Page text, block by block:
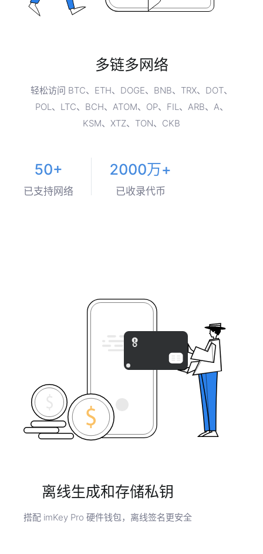
多链多网络
轻松访问 BTC、ETH、DOGE、BNB、TRX、DOT、
POL、LTC、BCH、ATOM、OP、FIL、ARB、A、
KSM、XTZ、TON、CKB
50+
已支持网络
2000万+
已收录代币
离线生成和存储私钥
搭配 imKey Pro 硬件钱包，离线签名更安全